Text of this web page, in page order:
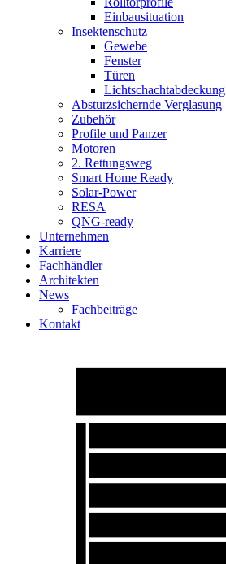
Einbausituation
Insektenschutz
Gewebe
Fenster
Türen
Lichtschachtabdeckung
Absturzsichernde Verglasung
Zubehör
Profile und Panzer
Motoren
2. Rettungsweg
Smart Home Ready
Solar-Power
RESA
QNG-ready
Unternehmen
Karriere
Fachhändler
Architekten
News
Fachbeiträge
Kontakt